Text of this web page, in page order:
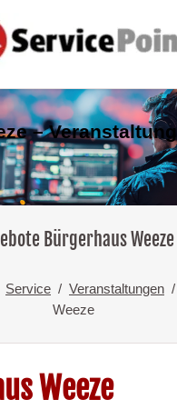
– Veranstaltung
Bürgerhaus Weeze
Service Veranstaltungen
Weeze
Weeze